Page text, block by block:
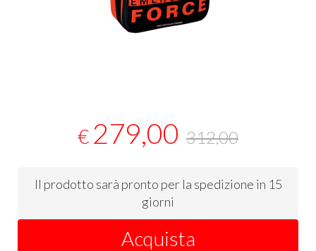
€ 279,00 312,00
Il prodotto sarà pronto per la spedizione in 15
giorni
Acquista